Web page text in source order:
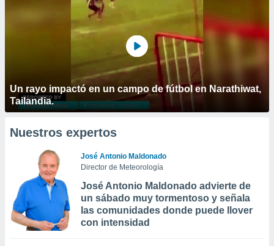
Un rayo impactó en un campo de fútbol en Narathiwat,
Tailandia.
Nuestros expertos
José Antonio Maldonado
Director de Meteorología
José Antonio Maldonado advierte de
un sábado muy tormentoso y señala
las comunidades donde puede llover
con intensidad